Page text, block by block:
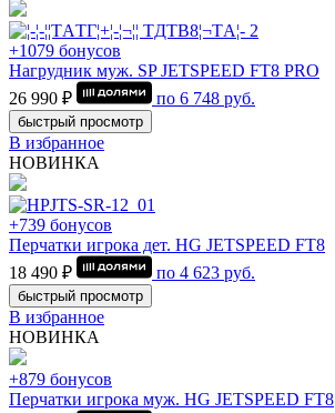
+1079 бонусов
Нагрудник муж. SP JETSPEED FT8 PRO
26 990 ₽
по 6 748 руб.
быстрый просмотр
В избранное
НОВИНКА
+739 бонусов
Перчатки игрока дет. HG JETSPEED FT8
18 490 ₽
по 4 623 руб.
быстрый просмотр
В избранное
НОВИНКА
+879 бонусов
Перчатки игрока муж. HG JETSPEED FT8